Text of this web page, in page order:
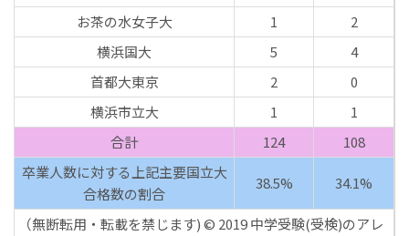
お茶の水女子大
1
2
横浜国大
5
4
首都大東京
2
0
横浜市立大
1
1
合計
124
108
卒業人数に対する上記主要国立大
合格数の割合
38.5% 34.1%
（無断転用・転載を禁じます) © 2019 中学受験(受検)のアレ